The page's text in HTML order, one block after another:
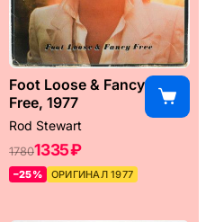
Foot Loose & Fancy
Free, 1977
Rod Stewart
17801335 ₽
–25% ОРИГИНАЛ 1977